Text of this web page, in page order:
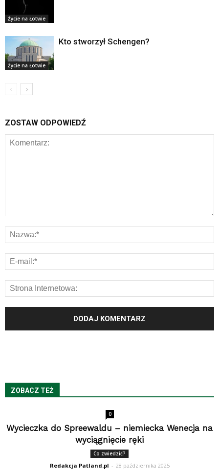
Życie na Łotwie
Życie na Łotwie
Kto stworzył Schengen?
ZOSTAW ODPOWIEDŹ
ZOBACZ TEŻ
0
Wycieczka do Spreewaldu – niemiecka Wenecja na
wyciągnięcie ręki
Co zwiedzić?
Redakcja Patland.pl - 28 października 2025